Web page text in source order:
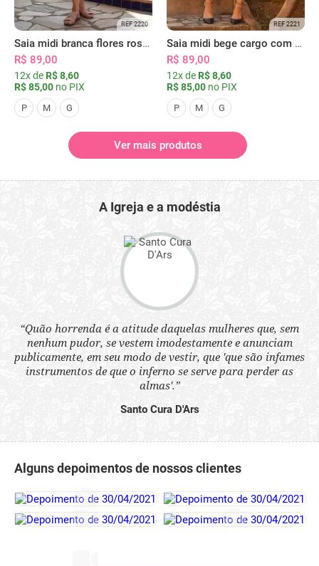
REF 2220
Saia midi branca flores rosas com bolsos
R$ 89,00
12x de R$ 8,60
R$ 85,00 no PIX
P M G
REF 2221
Saia midi bege cargo com bolsos
R$ 89,00
12x de R$ 8,60
R$ 85,00 no PIX
P M G
Ver mais produtos
A Igreja e a modéstia
“Quão horrenda é a atitude daquelas mulheres que, sem
nenhum pudor, se vestem imodestamente e anunciam
publicamente, em seu modo de vestir, que 'que são infames
instrumentos de que o inferno se serve para perder as
almas'.”
Santo Cura D'Ars
Alguns depoimentos de nossos clientes